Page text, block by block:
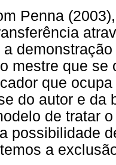
Penna
mestre que
que
do autor e da
de tratar
possibilidade
a